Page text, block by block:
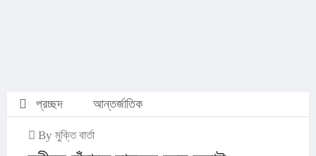
প্রচ্ছদ আন্তর্জাতিক
By মুক্তি বার্তা